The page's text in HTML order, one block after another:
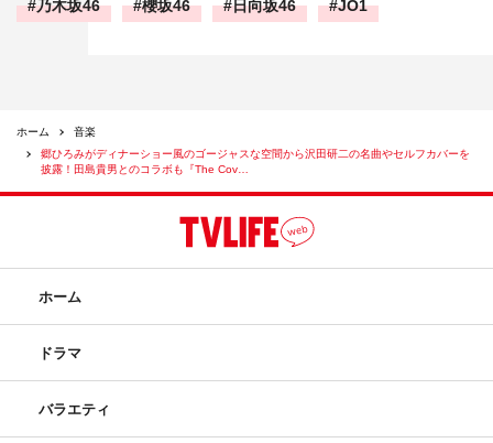
乃木坂46 櫻坂46 日向坂46 JO1
ホーム
音楽
郷ひろみがディナーショー風のゴージャスな空間から沢田研二の名曲やセルフカバーを
披露！田島貴男とのコラボも『The Cov…
ホーム
ドラマ
バラエティ